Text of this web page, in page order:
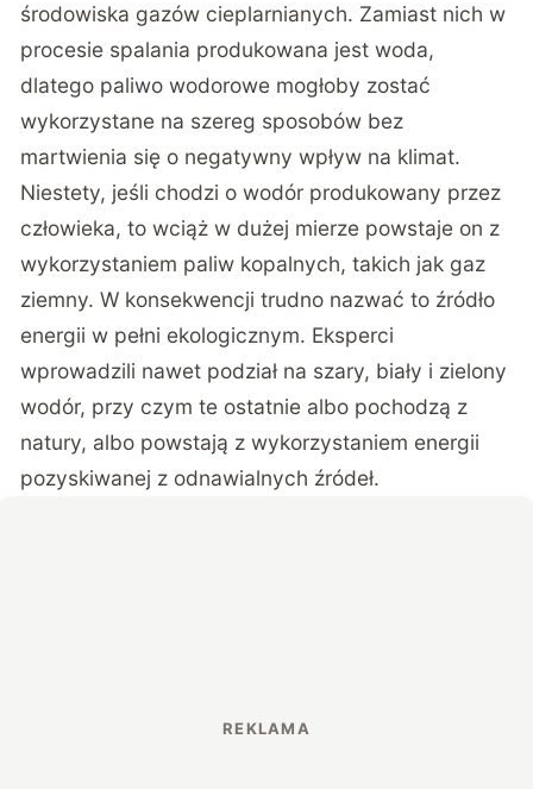
środowiska gazów cieplarnianych. Zamiast nich w
procesie spalania produkowana jest woda,
dlatego paliwo wodorowe mogłoby zostać
wykorzystane na szereg sposobów bez
martwienia się o negatywny wpływ na klimat.
Niestety, jeśli chodzi o wodór produkowany przez
człowieka, to wciąż w dużej mierze powstaje on z
wykorzystaniem paliw kopalnych, takich jak gaz
ziemny. W konsekwencji trudno nazwać to źródło
energii w pełni ekologicznym. Eksperci
wprowadzili nawet podział na szary, biały i zielony
wodór, przy czym te ostatnie albo pochodzą z
natury, albo powstają z wykorzystaniem energii
pozyskiwanej z odnawialnych źródeł.